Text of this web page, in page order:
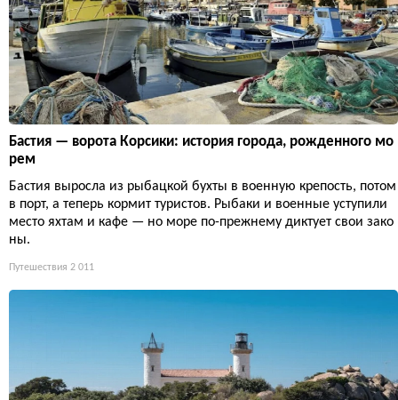
Бастия — ворота Корсики: история города, рожденного мо
рем
Бастия выросла из рыбацкой бухты в военную крепость, потом
в порт, а теперь кормит туристов. Рыбаки и военные уступили
место яхтам и кафе — но море по-прежнему диктует свои зако
ны.
Путешествия 2 011